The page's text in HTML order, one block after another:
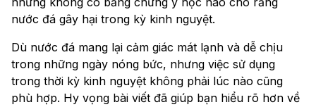
nước đá gây hại trong kỳ kinh nguyệt.
Dù nước đá mang lại cảm giác mát lạnh và dễ chịu
trong những ngày nóng bức, nhưng việc sử dụng
trong thời kỳ kinh nguyệt không phải lúc nào cũng
phù hợp. Hy vọng bài viết đã giúp bạn hiểu rõ hơn về